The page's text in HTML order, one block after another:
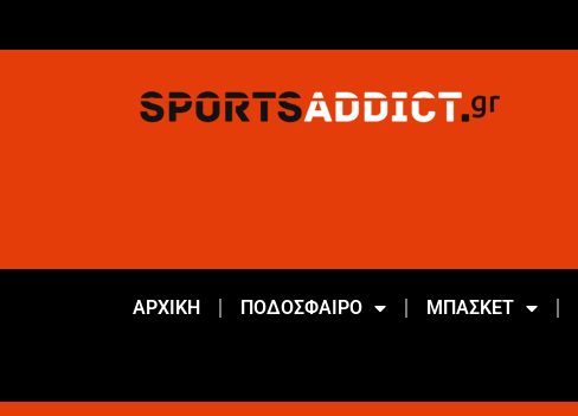
ΑΡΧΙΚΗ ΠΟΔΟΣΦΑΙΡΟ ΜΠΑΣΚΕΤ